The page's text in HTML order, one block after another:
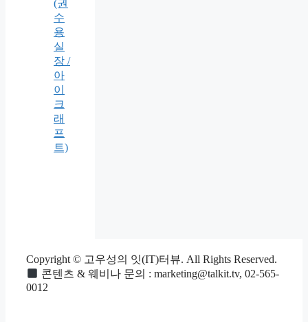
(권
수
용
실
장 /
아
이
크
래
프
트)
Copyright © 고우성의 잇(IT)터뷰. All Rights Reserved.
콘텐츠 & 웨비나 문의 : marketing@talkit.tv, 02-565-
0012